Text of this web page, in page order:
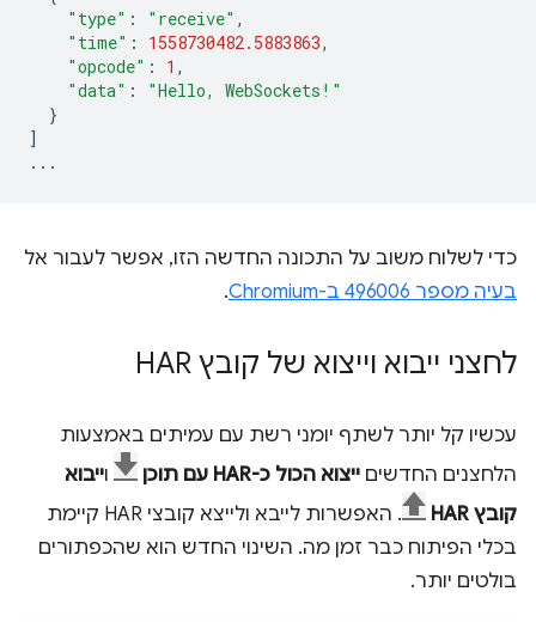
"type" : "receive" ,
"time" : 1558730482.5883863,
"opcode" : 1 ,
"data" :
"Hello, WebSockets!"
}
]
...
כדי לשלוח משוב על התכונה החדשה הזו, אפשר לעבור אל
בעיה מספר 496006 ב-Chromium
.
לחצני ייבוא וייצוא של קובץ HAR
עכשיו קל יותר לשתף יומני רשת עם עמיתים באמצעות
הלחצנים החדשים ייצוא הכול כ-HAR עם תוכן וייבוא
קובץ HAR
. האפשרות לייבא ולייצא קובצי HAR קיימת
בכלי הפיתוח כבר זמן מה. השינוי החדש הוא שהכפתורים
בולטים יותר.